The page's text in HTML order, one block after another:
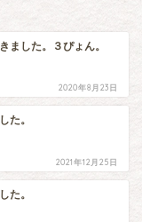
ました。３ぴょん。
2020年8月23日
た。
2021年12月25日
た。